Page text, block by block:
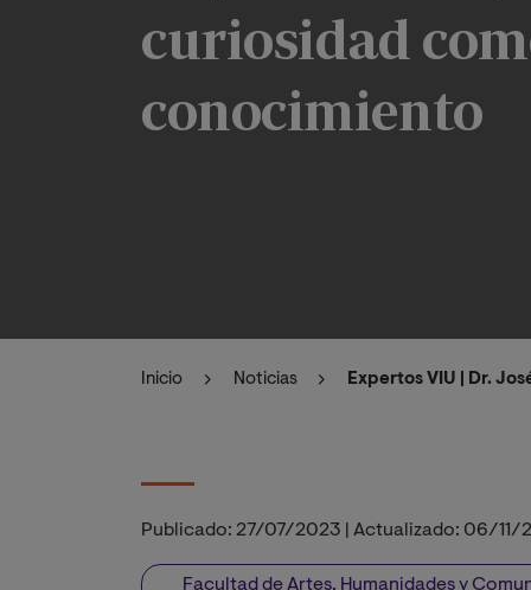
curiosidad
conocimiento
Inicio Noticias Expertos VIU | Dr.
Publicado: 27/07/2023 Actualizado: 06/11/
Facultad de Artes, Humanidades y